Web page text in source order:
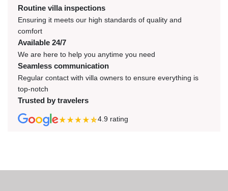
Routine villa inspections
Ensuring it meets our high standards of quality and
comfort
Available 24/7
We are here to help you anytime you need
Seamless communication
Regular contact with villa owners to ensure everything is
top-notch
Trusted by travelers
4.9 rating